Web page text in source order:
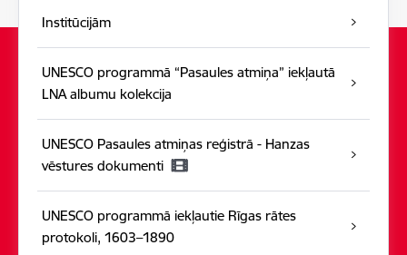
Institūcijām
UNESCO programmā “Pasaules atmiņa” iekļautā
LNA albumu kolekcija
UNESCO Pasaules atmiņas reģistrā - Hanzas
vēstures dokumenti
UNESCO programmā iekļautie Rīgas rātes
protokoli, 1603–1890